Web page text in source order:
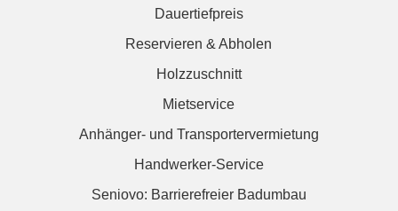
Dauertiefpreis
Reservieren & Abholen
Holzzuschnitt
Mietservice
Anhänger- und Transportervermietung
Handwerker-Service
Seniovo: Barrierefreier Badumbau